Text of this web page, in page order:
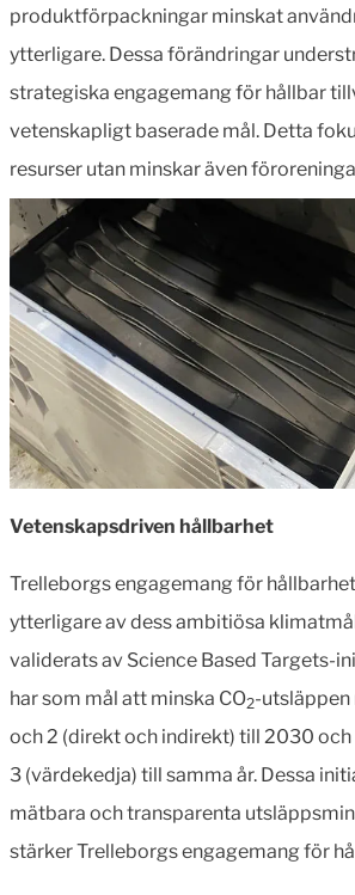
produktförpackningar minskat
ytterligare. Dessa förändringar
strategiska engagemang för hållbar
vetenskapligt baserade mål. Detta
resurser utan minskar även
Vetenskapsdriven hållbarhet
Trelleborgs engagemang för
ytterligare av dess ambitiösa
validerats av Science Based Targets-
har som mål att minska CO2-utsläppen
och 2 (direkt och indirekt) till 2030 och
3 (värdekedja) till samma år. Dessa
mätbara och transparenta
stärker Trelleborgs engagemang för